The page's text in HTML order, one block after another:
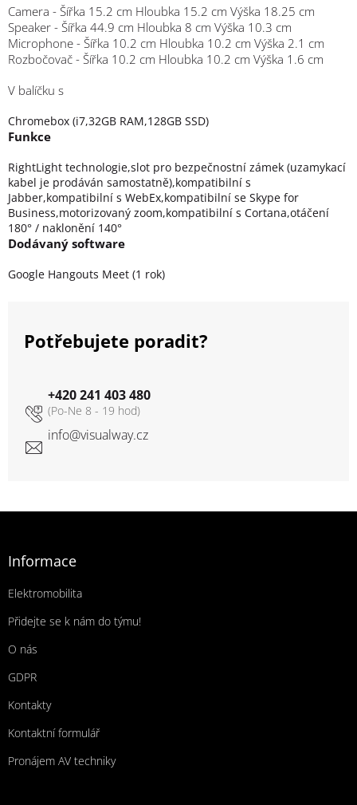
Camera - Šířka 15.2 cm Hloubka 15.2 cm Výška 18.25 cm
Speaker - Šířka 44.9 cm Hloubka 8 cm Výška 10.3 cm
Microphone - Šířka 10.2 cm Hloubka 10.2 cm Výška 2.1 cm
Rozbočovač - Šířka 10.2 cm Hloubka 10.2 cm Výška 1.6 cm
V balíčku s
Chromebox (i7,32GB RAM,128GB SSD)
Funkce
RightLight technologie,slot pro bezpečnostní zámek (uzamykací
kabel je prodáván samostatně),kompatibilní s
Jabber,kompatibilní s WebEx,kompatibilní se Skype for
Business,motorizovaný zoom,kompatibilní s Cortana,otáčení
180° / naklonění 140°
Dodávaný software
Google Hangouts Meet (1 rok)
Potřebujete poradit?
info@visualway.cz
+420 241 403 480
Zápatí
Informace
Elektromobilita
Přidejte se k nám do týmu!
O nás
GDPR
Kontakty
Kontaktní formulář
Pronájem AV techniky